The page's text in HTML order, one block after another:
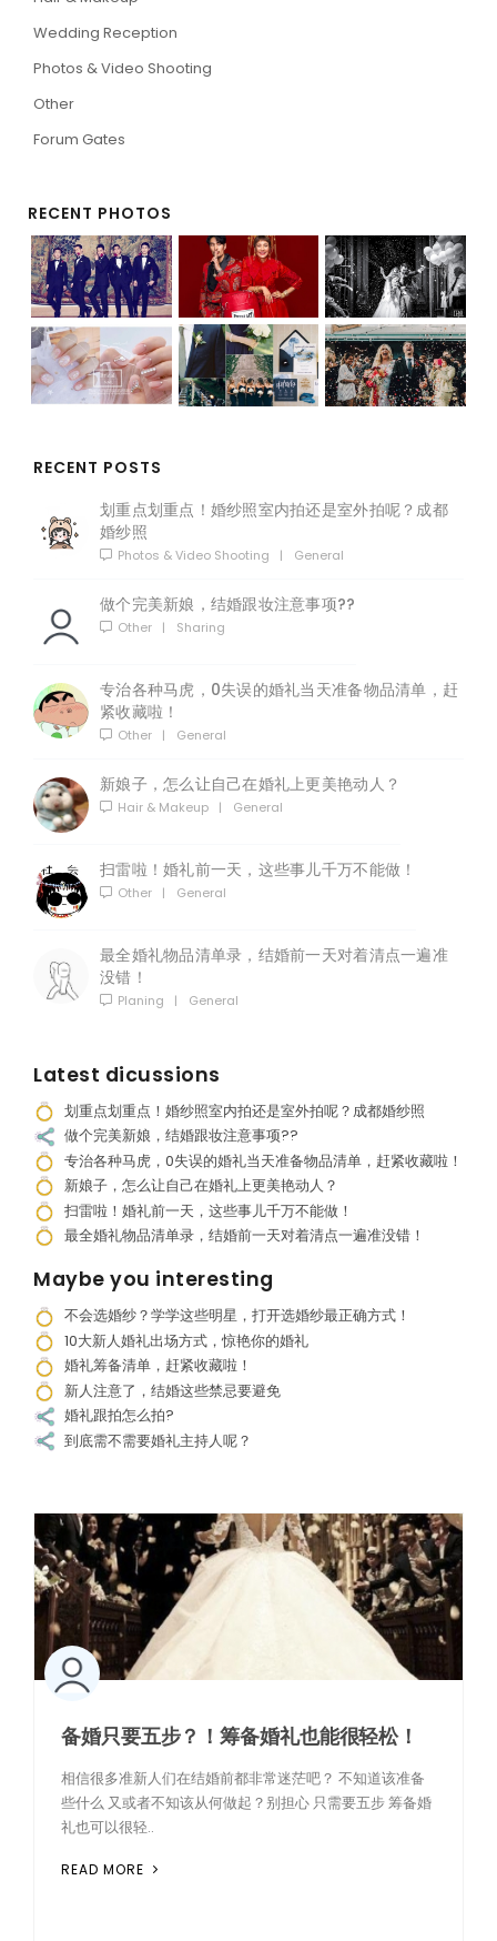
Wedding Reception
Photos & Video Shooting
Other
Forum Gates
RECENT PHOTOS
RECENT POSTS
划重点划重点！婚纱照室内拍还是室外拍呢？成都
婚纱照
Photos & Video Shooting | General
做个完美新娘，结婚跟妆注意事项??
Other | Sharing
专治各种马虎，0失误的婚礼当天准备物品清单，赶
紧收藏啦！
Other | General
新娘子，怎么让自己在婚礼上更美艳动人？
Hair & Makeup | General
扫雷啦！婚礼前一天，这些事儿千万不能做！
Other | General
最全婚礼物品清单录，结婚前一天对着清点一遍准
没错！
Planing | General
Latest dicussions
划重点划重点！婚纱照室内拍还是室外拍呢？成都婚纱照
做个完美新娘，结婚跟妆注意事项??
专治各种马虎，0失误的婚礼当天准备物品清单，赶紧收藏啦！
新娘子，怎么让自己在婚礼上更美艳动人？
扫雷啦！婚礼前一天，这些事儿千万不能做！
最全婚礼物品清单录，结婚前一天对着清点一遍准没错！
Maybe you interesting
不会选婚纱？学学这些明星，打开选婚纱最正确方式！
10大新人婚礼出场方式，惊艳你的婚礼
婚礼筹备清单，赶紧收藏啦！
新人注意了，结婚这些禁忌要避免
婚礼跟拍怎么拍?
到底需不需要婚礼主持人呢？
备婚只要五步？！筹备婚礼也能很轻松！
相信很多准新人们在结婚前都非常迷茫吧？ 不知道该准备
些什么 又或者不知该从何做起？别担心 只需要五步 筹备婚
礼也可以很轻..
READ MORE